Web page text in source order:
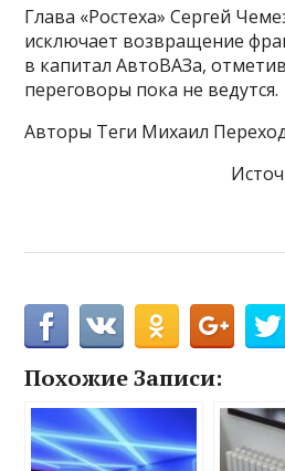
Глава «Ростеха» Сергей
исключает возвращение
в капитал АвтоВАЗа,
переговоры пока не ведутся.
Авторы Теги Михаил
Похожие Записи: